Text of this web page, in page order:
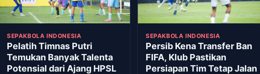
SEPAKBOLA INDONESIA
Pelatih Timnas Putri
Temukan Banyak Talenta
Potensial dari Ajang HPSL
SEPAKBOLA INDONESIA
Persib Kena Transfer Ban
FIFA, Klub Pastikan
Persiapan Tim Tetap Jalan